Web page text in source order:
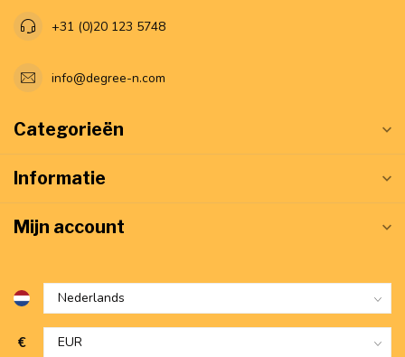
+31 (0)20 123 5748
info@degree-n.com
Categorieën
Informatie
Mijn account
€